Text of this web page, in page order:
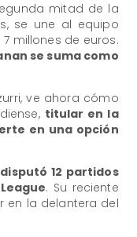
mitad de la
se une al equipo
millones de euros.
se suma como
ve ahora cómo
titular en la
en una opción
12 partidos
. Su reciente
en la delantera del